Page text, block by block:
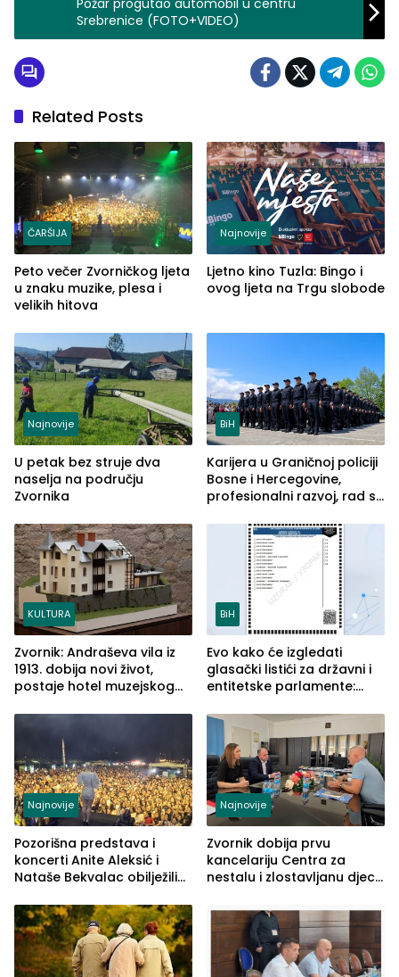
Požar progutao automobil u centru
Srebrenice (FOTO+VIDEO)
Related Posts
ČARŠIJA
Peto večer Zvorničkog ljeta
u znaku muzike, plesa i
velikih hitova
Najnovije
Ljetno kino Tuzla: Bingo i
ovog ljeta na Trgu slobode
Najnovije
U petak bez struje dva
naselja na području
Zvornika
BiH
Karijera u Graničnoj policiji
Bosne i Hercegovine,
profesionalni razvoj, rad sa
služba građanima
KULTURA
Zvornik: Andraševa vila iz
1913. dobija novi život,
postaje hotel muzejskog
BiH
Evo kako će izgledati
glasački listići za državni i
entitetske parlamente:
vidljive na njima
Najnovije
Pozorišna predstava i
koncerti Anite Aleksić i
Nataše Bekvalac obilježili
ljeta (FOTO)
Najnovije
Zvornik dobija prvu
kancelariju Centra za
nestalu i zlostavljanu djecu